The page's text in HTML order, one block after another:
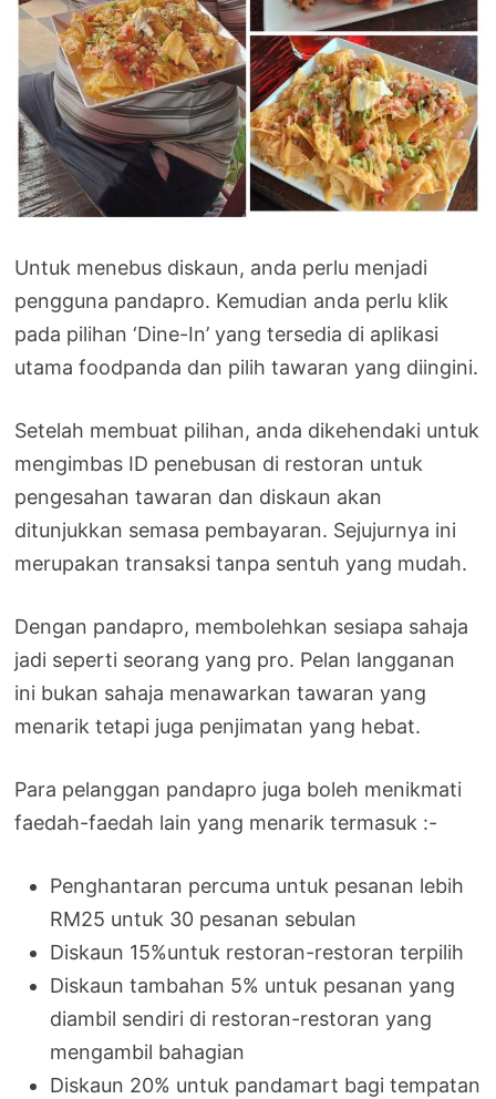
Untuk menebus diskaun, anda perlu menjadi
pengguna pandapro. Kemudian anda perlu klik
pada pilihan ‘Dine-In’ yang tersedia di aplikasi
utama foodpanda dan pilih tawaran yang diingini.
Setelah membuat pilihan, anda dikehendaki untuk
mengimbas ID penebusan di restoran untuk
pengesahan tawaran dan diskaun akan
ditunjukkan semasa pembayaran. Sejujurnya ini
merupakan transaksi tanpa sentuh yang mudah.
Dengan pandapro, membolehkan sesiapa sahaja
jadi seperti seorang yang pro. Pelan langganan
ini bukan sahaja menawarkan tawaran yang
menarik tetapi juga penjimatan yang hebat.
Para pelanggan pandapro juga boleh menikmati
faedah-faedah lain yang menarik termasuk :-
Penghantaran percuma untuk pesanan lebih
RM25 untuk 30 pesanan sebulan
Diskaun 15%untuk restoran-restoran terpilih
Diskaun tambahan 5% untuk pesanan yang
diambil sendiri di restoran-restoran yang
mengambil bahagian
Diskaun 20% untuk pandamart bagi tempatan